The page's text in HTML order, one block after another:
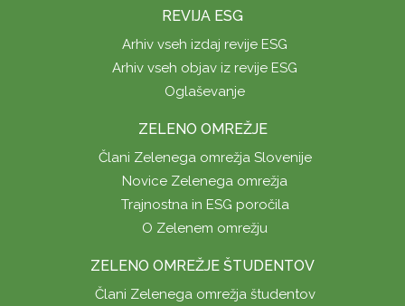
REVIJA ESG
Arhiv vseh izdaj revije ESG
Arhiv vseh objav iz revije ESG
Oglaševanje
ZELENO OMREŽJE
Člani Zelenega omrežja Slovenije
Novice Zelenega omrežja
Trajnostna in ESG poročila
O Zelenem omrežju
ZELENO OMREŽJE ŠTUDENTOV
Člani Zelenega omrežja študentov